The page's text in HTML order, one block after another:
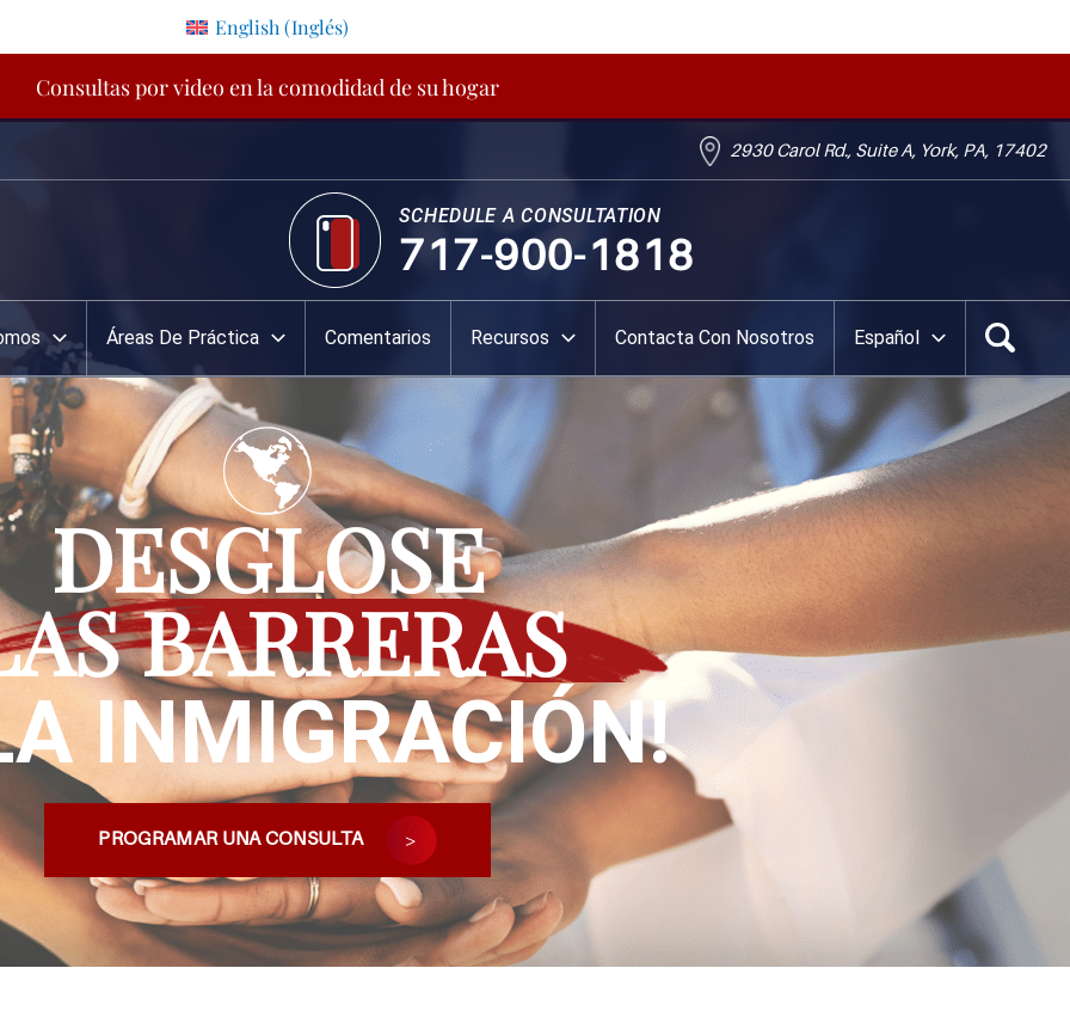
English (Inglés)
Consultas por video en la comodidad de su hogar
2930 Carol Rd., Suite A, York, PA, 17402
SCHEDULE A CONSULTATION
717-900-1818
Áreas De Práctica Comentarios Recursos Contacta Con Nosotros Español
DESGLOSE
BARRERAS
INMIGRACIÓN!
PROGRAMAR UNA CONSULTA